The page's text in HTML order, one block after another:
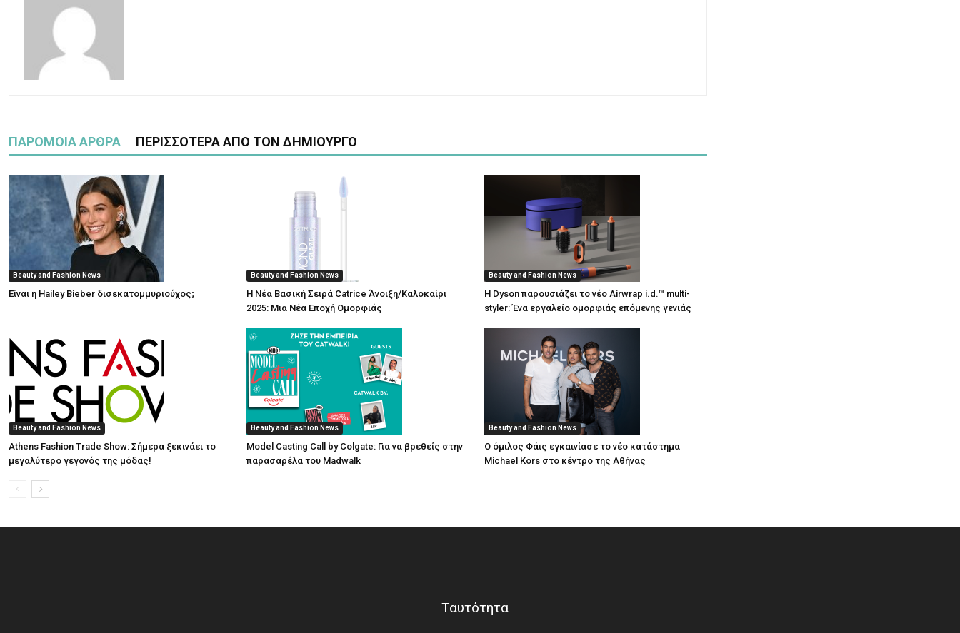
ΠΑΡΟΜΟΙΑ ΑΡΘΡΑ ΠΕΡΙΣΣΟΤΕΡΑ ΑΠΟ ΤΟΝ ΔΗΜΙΟΥΡΓΟ
Beauty and Fashion News
Είναι η Hailey Bieber δισεκατομμυριούχος;
Beauty and Fashion News
Η Νέα Βασική Σειρά Catrice Άνοιξη/Καλοκαίρι
2025: Μια Νέα Εποχή Ομορφιάς
Beauty and Fashion News
Η Dyson παρουσιάζει το νέο Airwrap i.d.™ multi-
styler: Ένα εργαλείο ομορφιάς επόμενης γενιάς
Beauty and Fashion News
Athens Fashion Trade Show: Σήμερα ξεκινάει το
μεγαλύτερο γεγονός της μόδας!
Beauty and Fashion News
Model Casting Call by Colgate: Για να βρεθείς στην
παρασαρέλα του Μadwalk
Beauty and Fashion News
O όμιλος Φάις εγκαινίασε το νέο κατάστημα
Michael Kors στο κέντρο της Αθήνας
Ταυτότητα